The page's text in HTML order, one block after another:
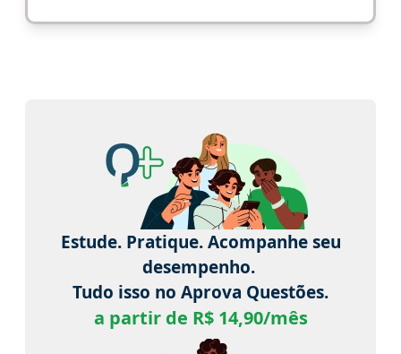
Estude. Pratique. Acompanhe seu
desempenho.
Tudo isso no Aprova Questões.
a partir de R$ 14,90/mês